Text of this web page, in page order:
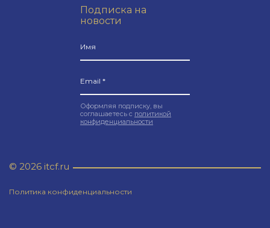
Подписка на
новости
Оформляя подписку, вы
соглашаетесь с политикой
конфиденциальности
© 2026 itcf.ru
Политика конфиденциальности